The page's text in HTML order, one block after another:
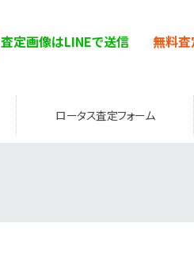
査定画像はLINEで送信 無料査
ロータス査定フォーム